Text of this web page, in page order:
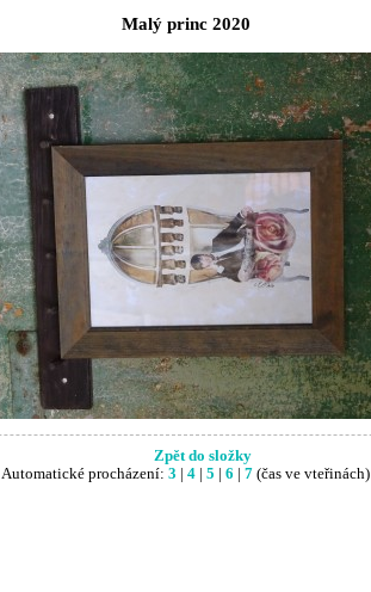
Malý princ 2020
Zpět do složky
Automatické procházení: 3 4 5 6 7 (čas ve vteřinách)